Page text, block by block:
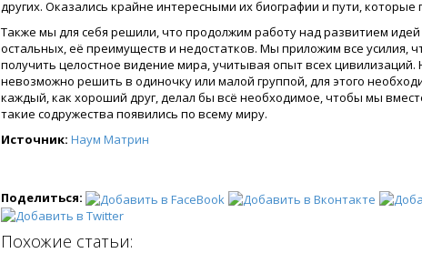
других. Оказались крайне интересными их биографии и пути,
Также мы для себя решили, что продолжим работу над развитием
остальных, её преимуществ и недостатков. Мы приложим все усилия,
получить целостное видение мира, учитывая опыт всех
невозможно решить в одиночку или малой группой, для этого
каждый, как хороший друг, делал бы всё необходимое, чтобы мы
такие содружества появились по всему миру.
Источник: Наум Матрин
Поделиться:
Похожие статьи: